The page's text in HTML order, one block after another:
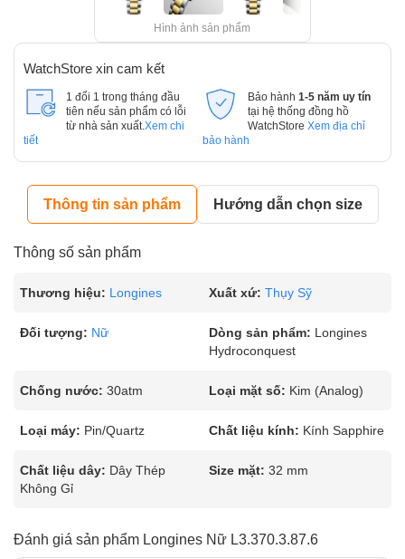
Hình ảnh sản phẩm
WatchStore xin cam kết
1 đổi 1 trong tháng đầu
tiên nếu sản phẩm có lỗi
từ nhà sản xuất. Xem chi
tiết
Bảo hành 1-5 năm uy tín
tại hệ thống đồng hồ
WatchStore Xem địa chỉ
bảo hành
Thông tin sản phẩm Hướng dẫn chọn size
Thông số sản phẩm
Thương hiệu: Longines Xuất xứ: Thụy Sỹ
Đối tượng: Nữ Dòng sản phẩm: Longines
Hydroconquest
Chống nước: 30atm Loại mặt số: Kim (Analog)
Loại máy: Pin/Quartz Chất liệu kính: Kính Sapphire
Chất liệu dây: Dây Thép
Không Gỉ
Size mặt: 32 mm
Đánh giá sản phẩm Longines Nữ L3.370.3.87.6